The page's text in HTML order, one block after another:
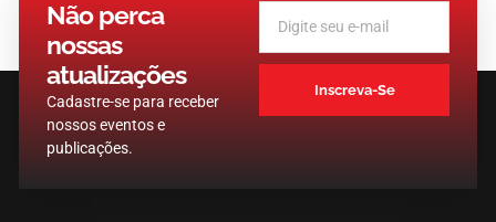
Não perca
nossas
atualizações
Cadastre-se para receber
nossos eventos e
publicações.
Inscreva-Se